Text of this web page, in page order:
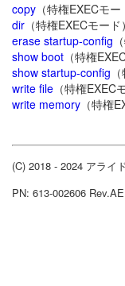
copy （特権EXECモー
dir （特権EXECモード）
erase startup-config
show boot （特権
show startup-config
write file （特権EXEC
write memory （特権
(C) 2018 - 2024 アライ
PN: 613-002606 Rev.AE